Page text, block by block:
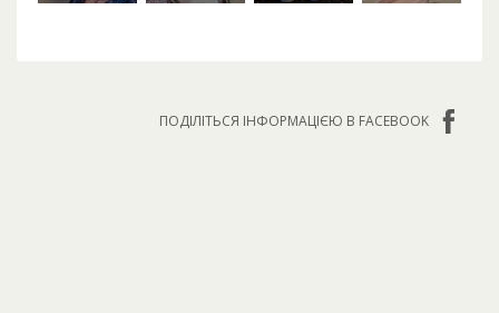
ПОДІЛІТЬСЯ ІНФОРМАЦІЄЮ В FACEBOOK